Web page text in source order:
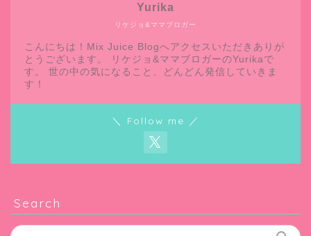
リケジョ&ママブロガー
Yurika
こんにちは！Mix Juice Blogへアクセスいただきありが
とうございます。 リケジョ&ママブロガーのYurikaで
す。 世の中の気になること、どんどん発信していきま
す！
＼ Follow me ／
Search